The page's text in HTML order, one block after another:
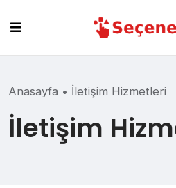
content
Anasayfa • İletişim Hizmetleri
İletişim